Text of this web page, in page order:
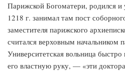
Парижской Богоматери, родился
1218 г. занимал там пост
заместителя парижского
считался верховным начальником
Университетская вольница
его властную руку, — «эти